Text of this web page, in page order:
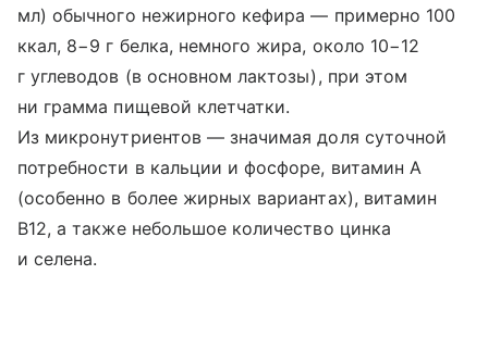
мл) обычного нежирного кефира — примерно 100
ккал, 8−9 г белка, немного жира, около 10−12
г углеводов (в основном лактозы), при этом
ни грамма пищевой клетчатки.
Из микронутриентов — значимая доля суточной
потребности в кальции и фосфоре, витамин A
(особенно в более жирных вариантах), витамин
B12, а также небольшое количество цинка
и селена.